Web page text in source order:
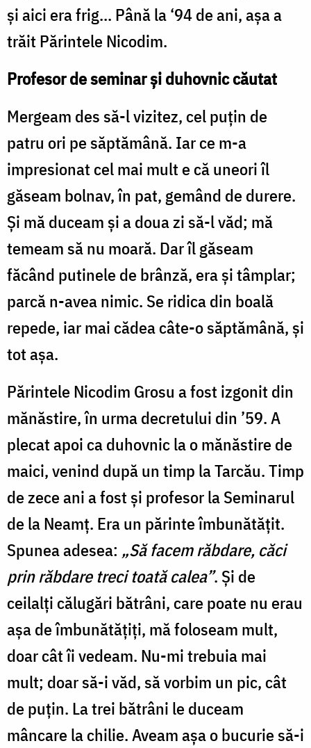
și aici era frig... Până la ‘94 de ani, așa a
trăit Părintele Nicodim.
Profesor de seminar și duhovnic căutat
Mergeam des să-l vizitez, cel puțin de
patru ori pe săptămână. Iar ce m-a
impresionat cel mai mult e că uneori îl
găseam bolnav, în pat, gemând de durere.
Și mă duceam și a doua zi să-l văd; mă
temeam să nu moară. Dar îl găseam
făcând putinele de brânză, era și tâmplar;
parcă n-avea nimic. Se ridica din boală
repede, iar mai cădea câte-o săptămână, și
tot așa.
Părintele Nicodim Grosu a fost izgonit din
mănăstire, în urma decretului din ’59. A
plecat apoi ca duhovnic la o mănăstire de
maici, venind după un timp la Tarcău. Timp
de zece ani a fost și profesor la Seminarul
de la Neamț. Era un părinte îmbunătățit.
Spunea adesea: „Să facem răbdare, căci
prin răbdare treci toată calea”. Și de
ceilalți călugări bătrâni, care poate nu erau
așa de îmbunătățiți, mă foloseam mult,
doar cât îi vedeam. Nu-mi trebuia mai
mult; doar să-i văd, să vorbim un pic, cât
de puțin. La trei bătrâni le duceam
mâncare la chilie. Aveam așa o bucurie să-i